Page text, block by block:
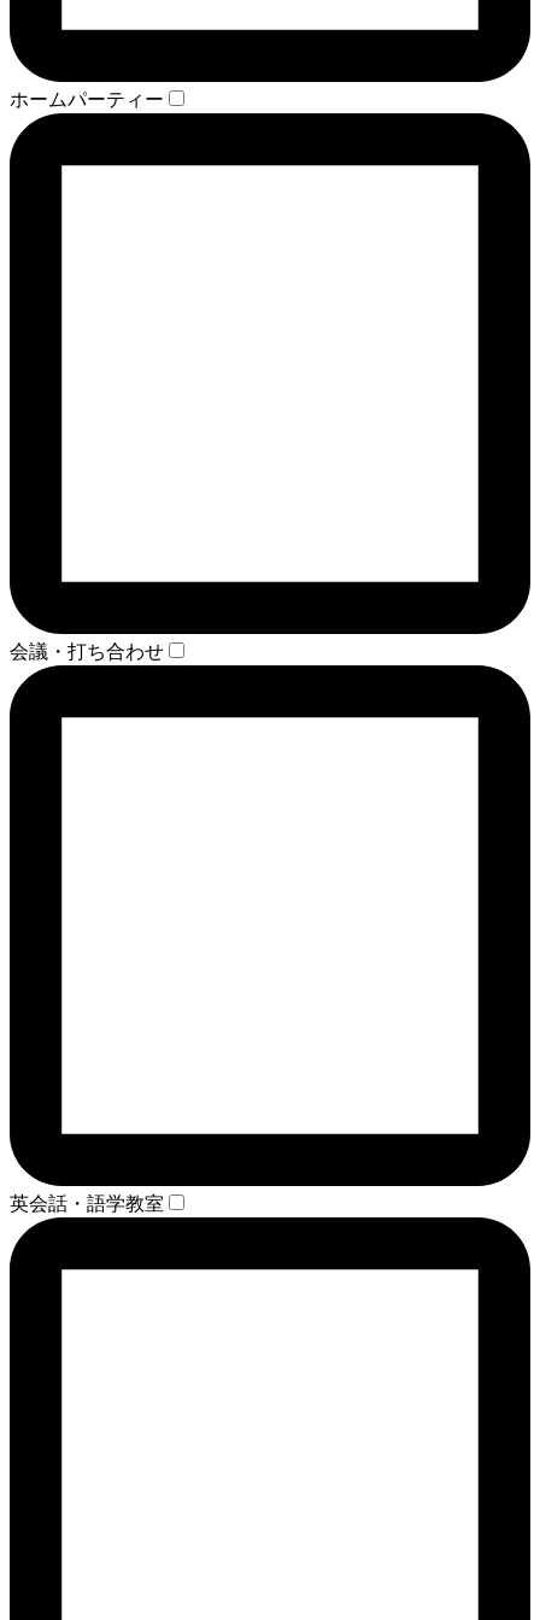
ホームパーティー
会議・打ち合わせ
英会話・語学教室